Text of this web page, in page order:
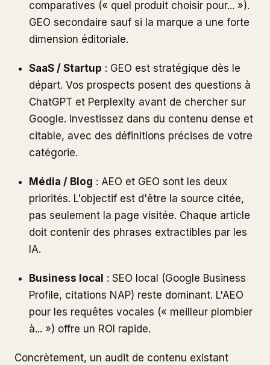
comparatives (« quel produit choisir pour... »).
GEO secondaire sauf si la marque a une forte
dimension éditoriale.
SaaS / Startup : GEO est stratégique dès le
départ. Vos prospects posent des questions à
ChatGPT et Perplexity avant de chercher sur
Google. Investissez dans du contenu dense et
citable, avec des définitions précises de votre
catégorie.
Média / Blog : AEO et GEO sont les deux
priorités. L'objectif est d'être la source citée,
pas seulement la page visitée. Chaque article
doit contenir des phrases extractibles par les
IA.
Business local : SEO local (Google Business
Profile, citations NAP) reste dominant. L'AEO
pour les requêtes vocales (« meilleur plombier
à... ») offre un ROI rapide.
Concrètement, un audit de contenu existant